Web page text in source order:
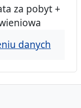
za pobyt +
danych